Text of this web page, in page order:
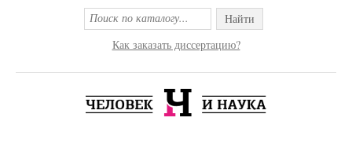
Найти
Как заказать диссертацию?